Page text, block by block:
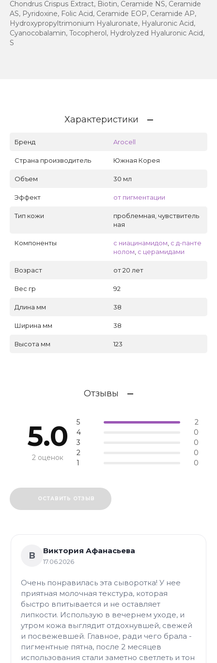
Chondrus Crispus Extract, Biotin, Ceramide NS, Ceramide
AS, Pyridoxine, Folic Acid, Ceramide EOP, Ceramide AP,
Hydroxypropyltrimonium Hyaluronate, Hyaluronic Acid,
Cyanocobalamin, Tocopherol, Hydrolyzed Hyaluronic Acid,
S
Характеристики
Бренд Arocell
Страна производитель Южная Корея
Объем 30 мл
Эффект от пигментации
Тип кожи
проблемная, чувствитель
ная
Компоненты с ниацинамидом, с д-панте
нолом, с церамидами
Возраст от 20 лет
Вес гр 92
Длина мм 38
Ширина мм 38
Высота мм 123
Отзывы
5.0
2 оценок
5
2
4
0
3
0
2
0
1
0
ОСТАВИТЬ ОТЗЫВ
В Виктория Афанасьева
17.06.2026
Очень понравилась эта сыворотка! У нее
приятная молочная текстура, которая
быстро впитывается и не оставляет
липкости. Использую в вечернем уходе, и
утром кожа выглядит отдохнувшей, свежей
и посвежевшей. Главное, ради чего брала -
пигментные пятна, после 2 месяцев
использования стали заметно светлеть и тон